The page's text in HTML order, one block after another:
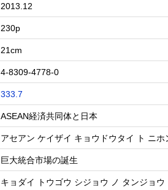
2013.12
230p
21cm
4-8309-4778-0
333.7
ASEAN経済共同体と日本
アセアン ケイザイ キョウドウタイ ト ニホ
巨大統合市場の誕生
キョダイ トウゴウ シジョウ ノ タンジョウ